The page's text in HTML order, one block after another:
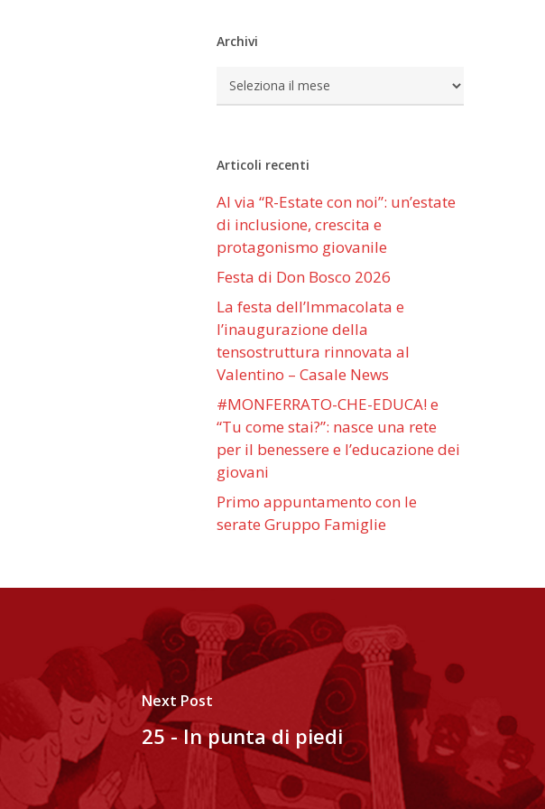
Archivi
Archivi
Articoli recenti
Al via “R-Estate con noi”: un’estate
di inclusione, crescita e
protagonismo giovanile
Festa di Don Bosco 2026
La festa dell’Immacolata e
l’inaugurazione della
tensostruttura rinnovata al
Valentino – Casale News
#MONFERRATO-CHE-EDUCA! e
“Tu come stai?”: nasce una rete
per il benessere e l’educazione dei
giovani
Primo appuntamento con le
serate Gruppo Famiglie
Next Post
25 - In punta di piedi